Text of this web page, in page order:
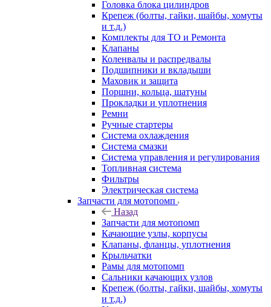
Головка блока цилиндров
Крепеж (болты, гайки, шайбы, хомуты
и т.д.)
Комплекты для ТО и Ремонта
Клапаны
Коленвалы и распредвалы
Подшипники и вкладыши
Маховик и защита
Поршни, кольца, шатуны
Прокладки и уплотнения
Ремни
Ручные стартеры
Система охлаждения
Система смазки
Система управления и регулирования
Топливная система
Фильтры
Электрическая система
Запчасти для мотопомп
Назад
Запчасти для мотопомп
Качающие узлы, корпусы
Клапаны, фланцы, уплотнения
Крыльчатки
Рамы для мотопомп
Сальники качающих узлов
Крепеж (болты, гайки, шайбы, хомуты
и т.д.)